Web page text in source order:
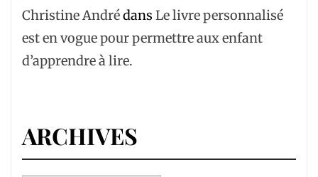
Christine Andrédans Le livre personnalisé
est en vogue pour permettre aux enfant
d’apprendre à lire.
ARCHIVES